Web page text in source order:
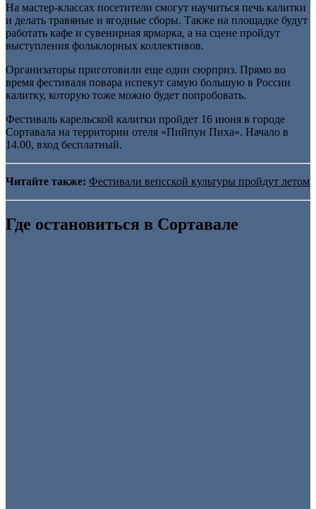
На мастер-классах посетители смогут научиться печь калитки
и делать травяные и ягодные сборы. Также на площадке будут
работать кафе и сувенирная ярмарка, а на сцене пройдут
выступления фольклорных коллективов.
Организаторы приготовили еще один сюрприз. Прямо во
время фестиваля повара испекут самую большую в России
калитку, которую тоже можно будет попробовать.
Фестиваль карельской калитки пройдет 16 июня в городе
Сортавала на территории отеля «Пийпун Пиха». Начало в
14.00, вход бесплатный.
Читайте также: Фестивали вепсской культуры пройдут летом
Где остановиться в Сортавале